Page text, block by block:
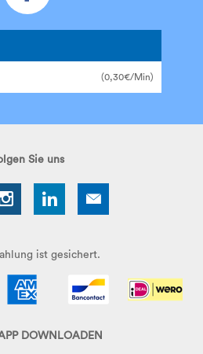
(0,30€/Min)
Sie uns
ist gesichert.
DOWNLOADEN